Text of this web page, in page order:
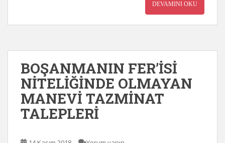
DEVAMINI OKU
BOŞANMANIN FER’İSİ
NİTELİĞİNDE OLMAYAN
MANEVİ TAZMİNAT
TALEPLERİ